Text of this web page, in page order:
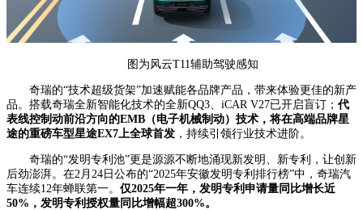
图为风云T11辅助驾驶感知
奇瑞的“技术超级货架”加速赋能各品牌产品，带来体验更佳的新产
品。搭载奇瑞全新智能化技术的全新QQ3、iCAR V27已开启盲订； 代
表线控制动前沿方向的EMB（电子机械制动）技术，将在高端品牌星
途的重磅车型星途EX7上全球首发 ，持续引领行业技术进阶。
奇瑞的“发明专利池”更是源源不断地涌现新发明、新专利，让创新
后劲澎湃。在2月24日公布的“2025年安徽发明专利排行榜”中，奇瑞汽
车连续12年蝉联第一。 仅2025年一年，发明专利申请量同比增长近
50%，发明专利授权量同比增幅超300%。